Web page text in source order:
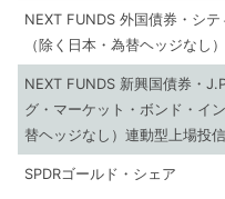
NEXT FUNDS 外国債券・シ
（除く日本・為替ヘッジなし
NEXT FUNDS 新興国債券・
グ・マーケット・ボンド・イ
替ヘッジなし）連動型上場投信
SPDRゴールド・シェア